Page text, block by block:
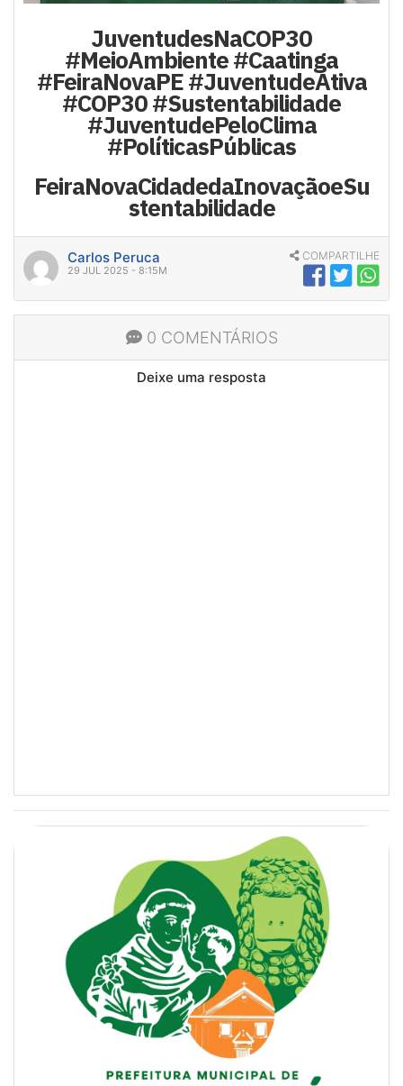
JuventudesNaCOP30
#MeioAmbiente #Caatinga
#FeiraNovaPE #JuventudeAtiva
#COP30 #Sustentabilidade
#JuventudePeloClima
#PolíticasPúblicas
FeiraNovaCidadedaInovaçãoeSu
stentabilidade
Carlos Peruca
29 JUL 2025 - 8:15M
COMPARTILHE
0 COMENTÁRIOS
Deixe uma resposta